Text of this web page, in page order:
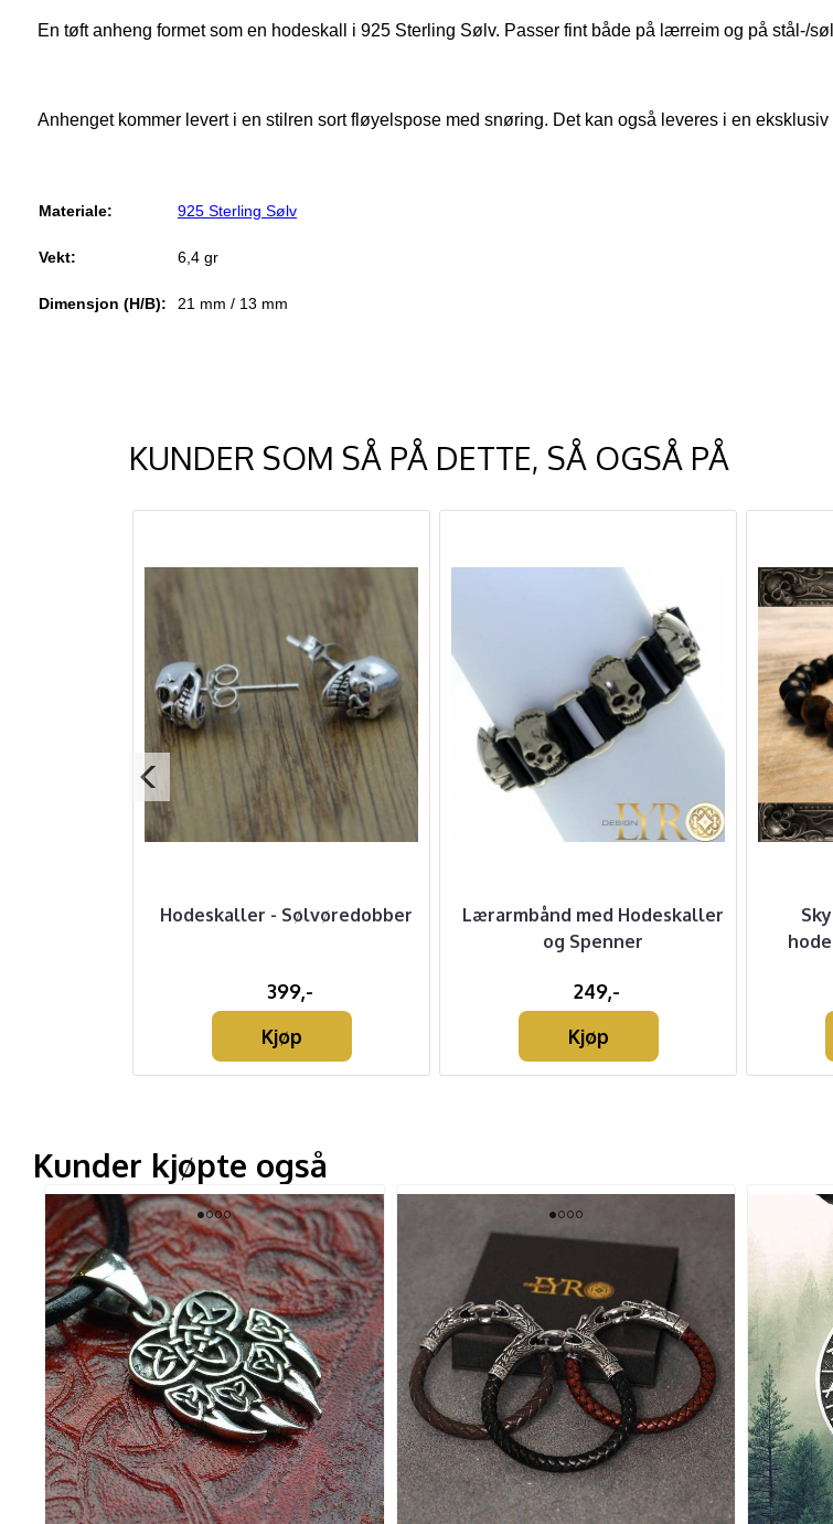
En tøft anheng formet som en hodeskall i 925 Sterling Sølv. Passer fint både på lærreim og på stål-/
Anhenget kommer levert i en stilren sort fløyelspose med snøring. Det kan også leveres i en
Materiale: 925 Sterling Sølv
Vekt: 6,4 gr
Dimensjon (H/B): 21 mm / 13 mm
KUNDER SOM SÅ PÅ DETTE, SÅ OGSÅ PÅ
Hodeskaller - Sølvøredobber
399,-
Kjøp
Lærarmbånd med Hodeskaller
og Spenner
249,-
Kjøp
Kunder kjøpte også